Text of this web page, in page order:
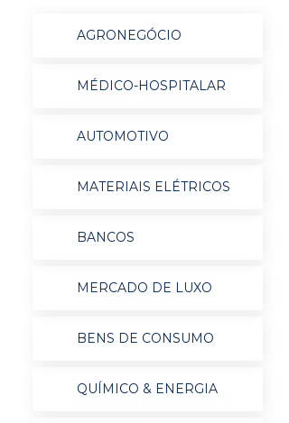
AGRONEGÓCIO
MÉDICO-HOSPITALAR
AUTOMOTIVO
MATERIAIS ELÉTRICOS
BANCOS
MERCADO DE LUXO
BENS DE CONSUMO
QUÍMICO & ENERGIA